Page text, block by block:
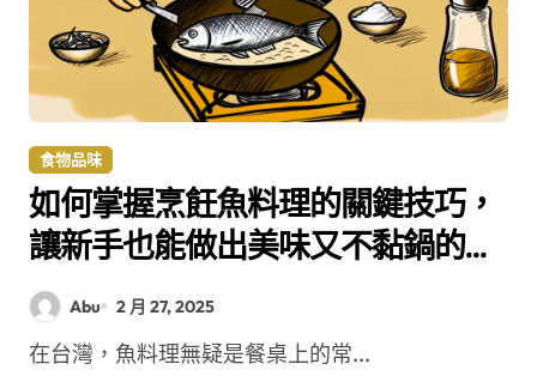
食物品味
如何掌握烹飪魚料理的關鍵技巧，
讓新手也能做出美味又不黏鍋的魚
料理？
Abu 2 月 27, 2025
在台灣，魚料理無疑是餐桌上的常...